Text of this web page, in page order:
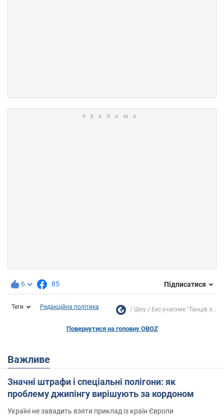
6 85 Підписатися
Теги Редакційна політика Шоу Екс-учасник "Танців з...
Повернутися на головну OBOZ
Важливе
Значні штрафи і спеціальні полігони: як
проблему джипінгу вирішують за кордоном
Україні не завадить взяти приклад із країн Європи